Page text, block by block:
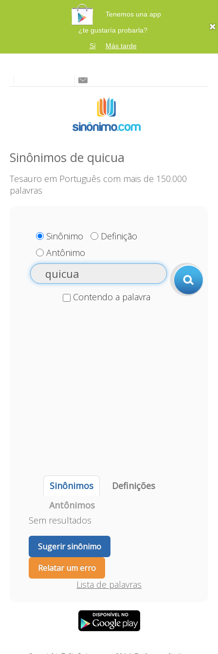
Tenemos una app
¿te gustaría probarla?
Sí
Más tarde
Sinônimos de quicua
Tesauro em Português com mais de 150.000
palavras
Sinônimo
Definição
Antônimo
Contendo a palavra
Sinônimos
Definições
Antônimos
Sem resultados
Sugerir sinônimo
Relatar um erro
Lista de palavras